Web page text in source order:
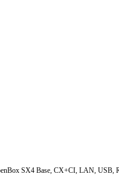
SX4 Base, CX+CI, LAN, USB,